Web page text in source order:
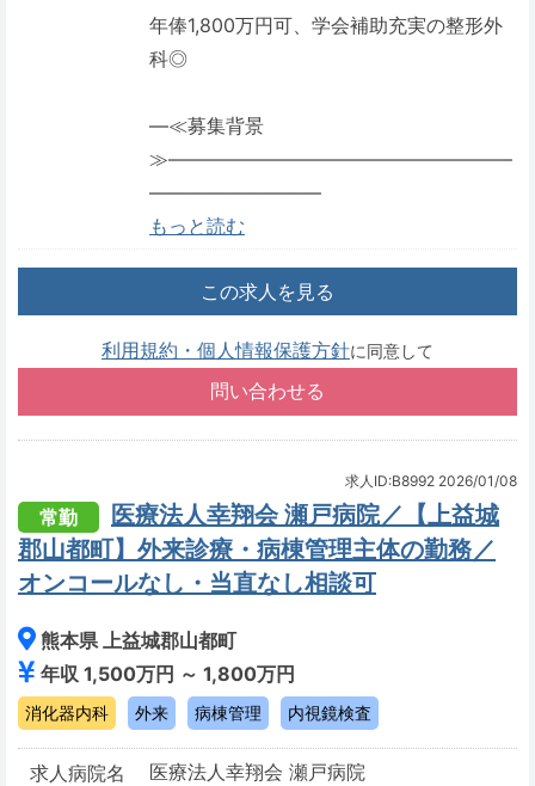
年俸1,800万円可、学会補助充実の整形外
科◎
―≪募集背景
≫――――――――――――――――――
―――――――――
もっと読む
この求人を見る
利用規約・個人情報保護方針に同意して
求人ID:B8992 2026/01/08
常勤
医療法人幸翔会 瀬戸病院／【上益城
郡山都町】外来診療・病棟管理主体の勤務／
オンコールなし・当直なし相談可
熊本県 上益城郡山都町
年収 1,500万円 ～ 1,800万円
消化器内科 外来 病棟管理 内視鏡検査
求人病院名
医療法人幸翔会 瀬戸病院